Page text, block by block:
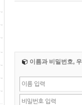
이름과 비밀번호,